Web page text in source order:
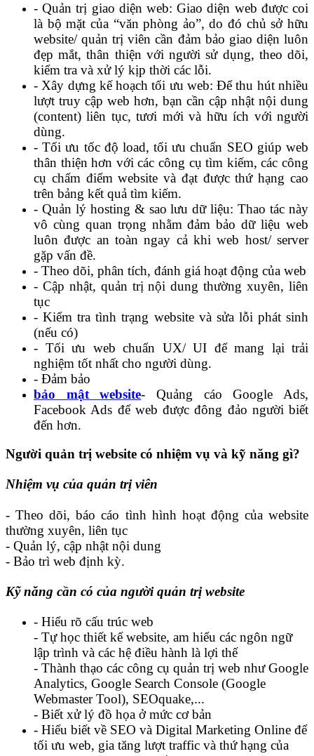
- Quản trị giao diện web: Giao diện web được coi
là bộ mặt của “văn phòng ảo”, do đó chủ sở hữu
website/ quản trị viên cần đảm bảo giao diện luôn
đẹp mắt, thân thiện với người sử dụng, theo dõi,
kiểm tra và xử lý kịp thời các lỗi.
- Xây dựng kế hoạch tối ưu web: Để thu hút nhiều
lượt truy cập web hơn, bạn cần cập nhật nội dung
(content) liên tục, tươi mới và hữu ích với người
dùng.
- Tối ưu tốc độ load, tối ưu chuẩn SEO giúp web
thân thiện hơn với các công cụ tìm kiếm, các công
cụ chấm điểm website và đạt được thứ hạng cao
trên bảng kết quả tìm kiếm.
- Quản lý hosting & sao lưu dữ liệu: Thao tác này
vô cùng quan trọng nhằm đảm bảo dữ liệu web
luôn được an toàn ngay cả khi web host/ server
gặp vấn đề.
- Theo dõi, phân tích, đánh giá hoạt động của web
- Cập nhật, quản trị nội dung thường xuyên, liên
tục
- Kiểm tra tình trạng website và sửa lỗi phát sinh
(nếu có)
- Tối ưu web chuẩn UX/ UI để mang lại trải
nghiệm tốt nhất cho người dùng.
- Đảm bảo
bảo mật website- Quảng cáo Google Ads,
Facebook Ads để web được đông đảo người biết
đến hơn.
Người quản trị website có nhiệm vụ và kỹ năng gì?
Nhiệm vụ của quản trị viên
- Theo dõi, báo cáo tình hình hoạt động của website
thường xuyên, liên tục
- Quản lý, cập nhật nội dung
- Bảo trì web định kỳ.
Kỹ năng cần có của người quản trị website
- Hiểu rõ cấu trúc web
- Tự học thiết kế website, am hiểu các ngôn ngữ
lập trình và các hệ điều hành là lợi thế
- Thành thạo các công cụ quản trị web như Google
Analytics, Google Search Console (Google
Webmaster Tool), SEOquake,...
- Biết xử lý đồ họa ở mức cơ bản
- Hiểu biết về SEO và Digital Marketing Online để
tối ưu web, gia tăng lượt traffic và thứ hạng của